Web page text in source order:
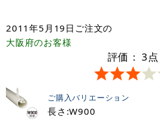
2011年5月19日 ご注文の
大阪府のお客様
評価： 3点
ご購入バリエーション
長さ:W900